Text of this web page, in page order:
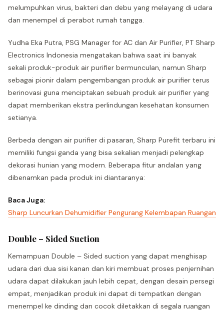
melumpuhkan virus, bakteri dan debu yang melayang di udara
dan menempel di perabot rumah tangga.
Yudha Eka Putra, PSG Manager for AC dan Air Purifier, PT Sharp
Electronics Indonesia mengatakan bahwa saat ini banyak
sekali produk-produk air purifier bermunculan, namun Sharp
sebagai pionir dalam pengembangan produk air purifier terus
berinovasi guna menciptakan sebuah produk air purifier yang
dapat memberikan ekstra perlindungan kesehatan konsumen
setianya.
Berbeda dengan air purifier di pasaran, Sharp Purefit terbaru ini
memiliki fungsi ganda yang bisa sekalian menjadi pelengkap
dekorasi hunian yang modern. Beberapa fitur andalan yang
dibenamkan pada produk ini diantaranya:
Baca Juga:
Sharp Luncurkan Dehumidifier Pengurang Kelembapan Ruangan
Double – Sided Suction
Kemampuan Double – Sided suction yang dapat menghisap
udara dari dua sisi kanan dan kiri membuat proses penjernihan
udara dapat dilakukan jauh lebih cepat, dengan desain persegi
empat, menjadikan produk ini dapat di tempatkan dengan
menempel ke dinding dan cocok diletakkan di segala ruangan